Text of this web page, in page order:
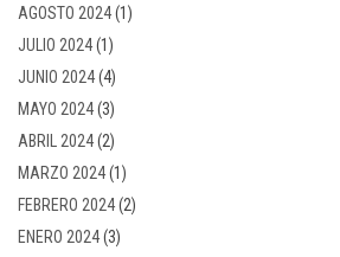
AGOSTO 2024(1)
JULIO 2024(1)
JUNIO 2024(4)
MAYO 2024(3)
ABRIL 2024(2)
MARZO 2024(1)
FEBRERO 2024(2)
ENERO 2024(3)